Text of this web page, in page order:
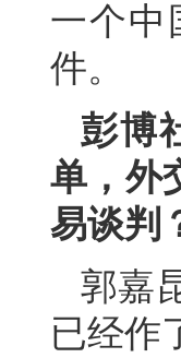
一个中
件。
彭博
单，外
易谈判
郭嘉
已经作